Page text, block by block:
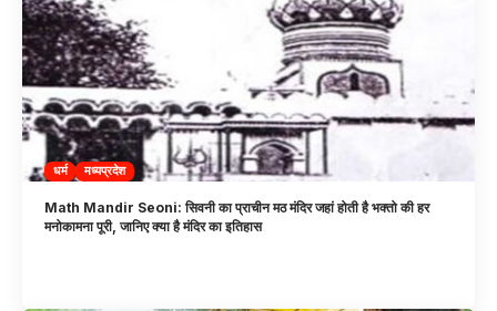
धर्म मध्यप्रदेश
Math Mandir Seoni: सिवनी का प्राचीन मठ मंदिर जहां होती है भक्तो की हर
मनोकामना पूरी, जानिए क्या है मंदिर का इतिहास